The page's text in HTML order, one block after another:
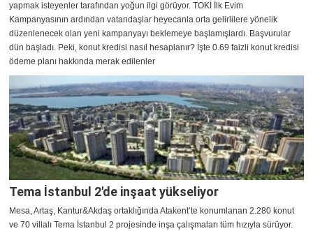
yapmak isteyenler tarafından yoğun ilgi görüyor. TOKİ İlk Evim
Kampanyasının ardından vatandaşlar heyecanla orta gelirlilere yönelik
düzenlenecek olan yeni kampanyayı beklemeye başlamışlardı. Başvurular
dün başladı. Peki, konut kredisi nasıl hesaplanır? İşte 0.69 faizli konut kredisi
ödeme planı hakkında merak edilenler
Tema İstanbul 2'de inşaat yükseliyor
Mesa, Artaş, Kantur&Akdaş ortaklığında Atakent’te konumlanan 2.280 konut
ve 70 villalı Tema İstanbul 2 projesinde inşa çalışmaları tüm hızıyla sürüyor.